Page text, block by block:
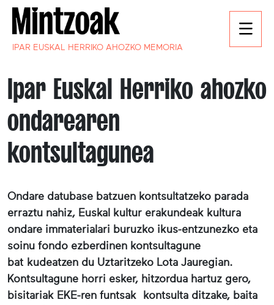
IPAR EUSKAL HERRIKO AHOZKO MEMORIA
Ipar Euskal Herriko ahozko
ondarearen
kontsultagunea
Ondare datubase batzuen kontsultatzeko parada
erraztu nahiz, Euskal kultur erakundeak kultura
ondare immaterialari buruzko ikus-entzunezko eta
soinu fondo ezberdinen kontsultagune
bat kudeatzen du Uztaritzeko Lota Jauregian.
Kontsultagune horri esker, hitzordua hartuz gero,
bisitariak EKE-ren funtsak kontsulta ditzake, baita